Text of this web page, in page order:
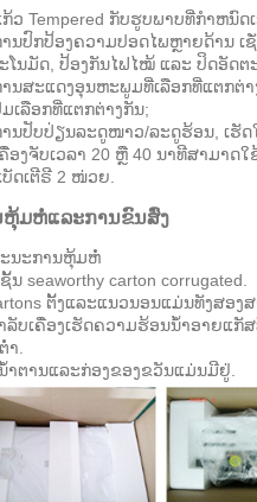
ວ Tempered ກັບຮູບພາບທີ່ກໍາຫນົດ
ນປົກປ້ອງຄວາມປອດໄພຫຼາຍດ້ານ ເ
ໂນມັດ, ປ້ອງກັນໄຟໄໝ້ ແລະ ປິດອັດຕ
ນສະແດງອຸນຫະພູມທີ່ເລືອກທີ່ແຕກຕ່າ
ເລືອກທີ່ແຕກຕ່າງກັນ;
ນປັບປ່ຽນລະດູໜາວ/ລະດູຮ້ອນ, ເຮັ
ອງຈັບເວລາ 20 ຫຼື 40 ນາທີສາມາດໃ
ດເຕີຣີ 2 ໜ່ວຍ.
ຫຸ້ມຫໍ່ແລະການຂົນສົ່ງ
ນະການຫຸ້ມຫໍ່
ນ seaworthy carton corrugated.
ຕັ້ງແລະແນວນອນແມ່ນທັງສອງສ
ລັບເຄື່ອງເຮັດຄວາມຮ້ອນນ້ໍາອາຍແກັ
າ.
າຕານແລະກ່ອງຂອງຂວັນແມ່ນມີຢູ່.